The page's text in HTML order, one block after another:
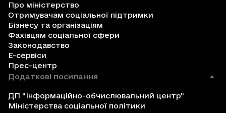
Про міністерство
Отримувачам соціальної підтримки
Бізнесу та організаціям
Фахівцям соціальної сфери
Законодавство
Е-сервіси
Прес-центр
Додаткові посилання
ДП "Інформаційно-обчислювальний центр"
Міністерства соціальної політики